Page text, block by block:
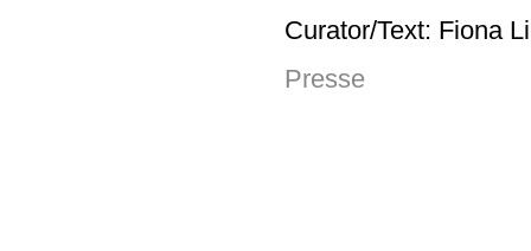
Curator/Text: Fiona
Presse